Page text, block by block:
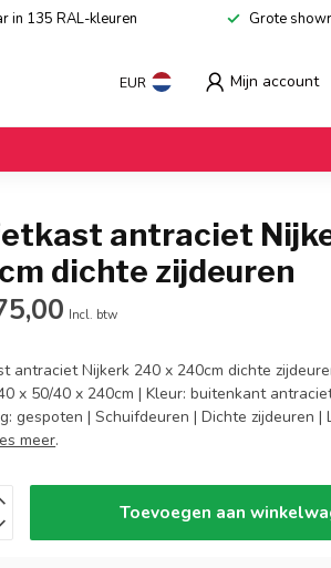
in 135 RAL-kleuren Grote
EUR Mijn account
antraciet
dichte zijdeuren
Incl. btw
antraciet Nijkerk 240 x 240cm dichte
x 50/40 x 240cm | Kleur: buitenkant
gespoten | Schuifdeuren | Dichte zijdeuren |
meer.
Toevoegen aan